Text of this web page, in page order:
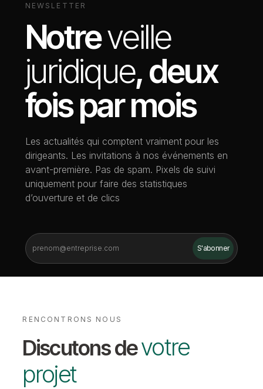
NEWSLETTER
Notreveille
juridique, deux
fois par mois
Les actualités qui comptent vraiment pour les
dirigeants. Les invitations à nos événements en
avant-première. Pas de spam. Pixels de suivi
uniquement pour faire des statistiques
d’ouverture et de clics
RENCONTRONS NOUS
Discutons devotre
projet